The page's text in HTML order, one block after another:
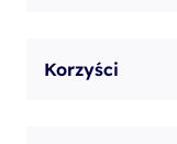
Korzyści